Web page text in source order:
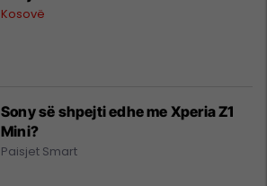
Kosovë
Sony së shpejti edhe me Xperia Z1
Mini?
Paisjet Smart